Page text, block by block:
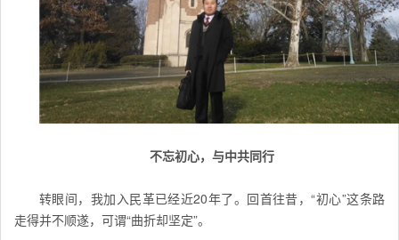
不忘初心，与中共同行
转眼间，我加入民革已经近20年了。回首往昔，“初心”这条路
走得并不顺遂，可谓“曲折却坚定”。